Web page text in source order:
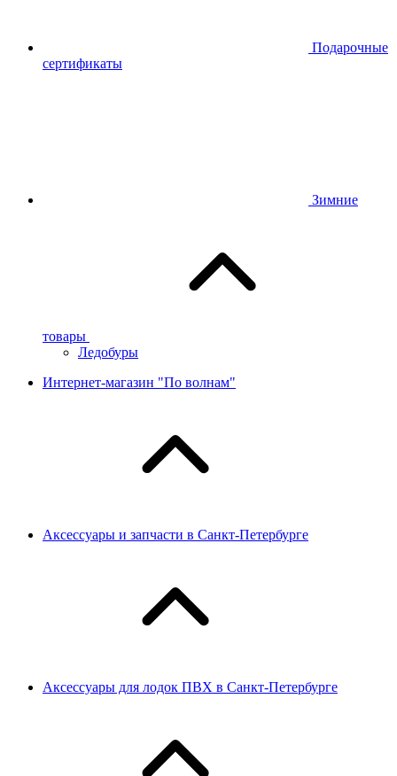
Подарочные
сертификаты
Зимние
товары
Ледобуры
Интернет-магазин "По волнам"
Аксессуары и запчасти в Санкт-Петербурге
Аксессуары для лодок ПВХ в Санкт-Петербурге